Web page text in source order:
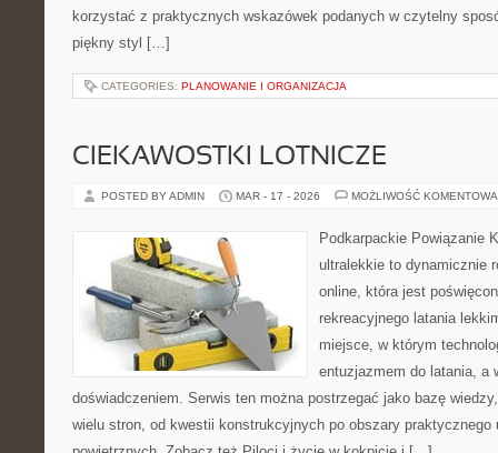
korzystać z praktycznych wskazówek podanych w czytelny
piękny styl […]
CATEGORIES: PLANOWANIE I ORGANIZACJA
CIEKAWOSTKI LOTNICZE
POSTED BY ADMIN MAR - 17 - 2026 MOŻLIWOŚĆ
Podkarpackie Powiązanie
ultralekkie to dynamicznie
online, która jest
rekreacyjnego latania
miejsce, w którym
entuzjazmem do latania, a
doświadczeniem. Serwis ten można postrzegać jako bazę
wielu stron, od kwestii konstrukcyjnych po obszary praktycznego